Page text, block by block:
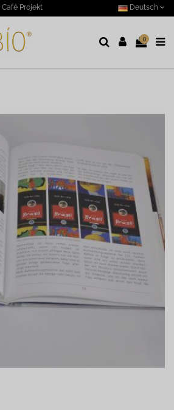
Café Projekt Deutsch
0